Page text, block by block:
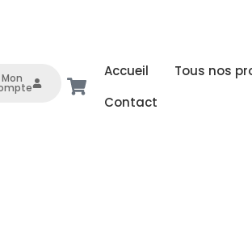
Mon Accueil Tous nos
Contact